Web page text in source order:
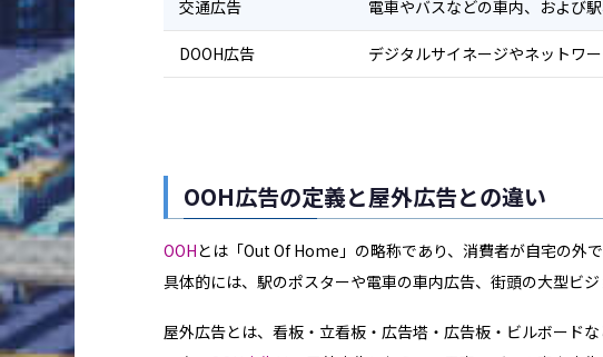
交通広告 電車やバスなどの車内、および
DOOH広告 デジタルサイネージやネットワ
OOH広告の定義と屋外広告との違い
OOHとは「Out Of Home」の略称であり、消費者が自宅の外
具体的には、駅のポスターや電車の車内広告、街頭の大型ビジ
屋外広告とは、看板・立看板・広告塔・広告板・ビルボード